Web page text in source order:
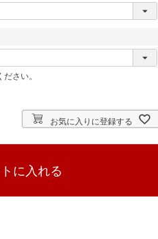
さい。
お気に入りに登録する
に入れる